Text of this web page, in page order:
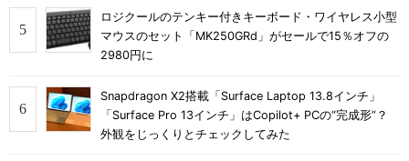
ロジクールのテンキー付きキーボード・ワイヤレス小型
マウスのセット「MK250GRd」がセールで15％オフの
2980円に
Snapdragon X2搭載「Surface Laptop 13.8インチ」
「Surface Pro 13インチ」はCopilot+ PCの“完成形”？
外観をじっくりとチェックしてみた